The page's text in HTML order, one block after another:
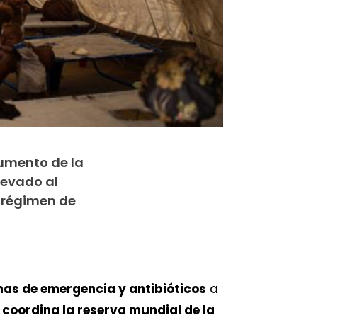
de la
al
de
de emergencia y antibióticos a
coordina la reserva mundial de la